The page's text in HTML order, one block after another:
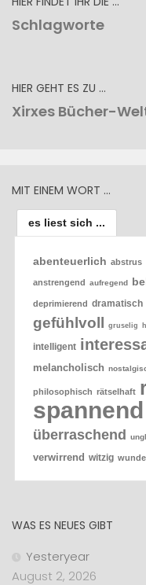
Schlagworte
HIER GEHT ES ZU …
Xirxes Bücher-
MIT EINEM WORT …
es liest sich ...
abenteuerlich abstrus
anstrengend aufregend
deprimierend dramatisch
gefühlvoll gruselig
intelligent
melancholisch
philosophisch rätselhaft
spannend
überraschend
verwirrend witzig
WAS ES NEUES GIBT
Yesteryear
August 2, 2026